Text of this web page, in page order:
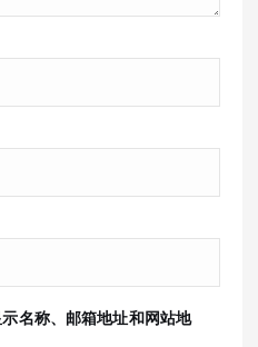
名称、邮箱地址和网站地